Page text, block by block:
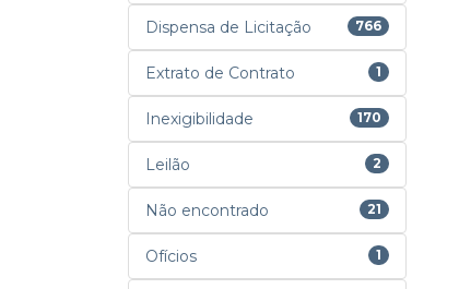
Dispensa de Licitação 766
Extrato de Contrato 1
Inexigibilidade 170
Leilão 2
Não encontrado 21
Ofícios 1